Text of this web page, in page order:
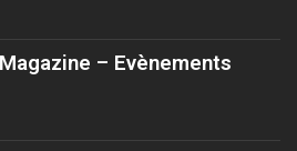
– Evènements